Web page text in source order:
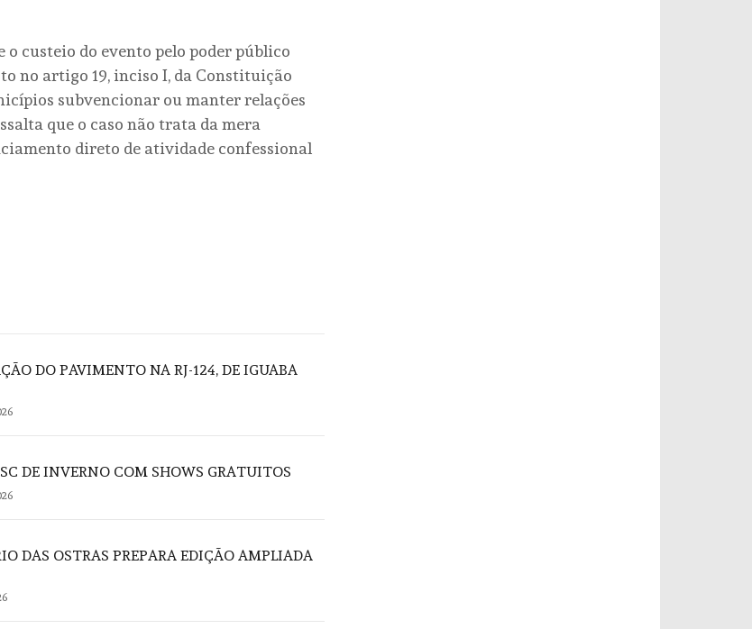
o custeio do evento pelo poder público
no artigo 19, inciso I, da Constituição
subvencionar ou manter relações
que o caso não trata da mera
direto de atividade confessional
DO PAVIMENTO NA RJ-124, DE IGUABA
DE INVERNO COM SHOWS GRATUITOS
DAS OSTRAS PREPARA EDIÇÃO AMPLIADA